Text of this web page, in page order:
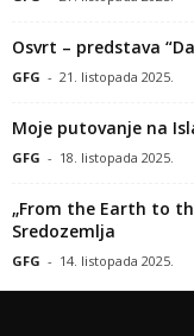
Osvrt – predstava
GFG - 21. listopada 2025.
Moje putovanje na
GFG - 18. listopada 2025.
„From the Earth to
Sredozemlja
GFG - 14. listopada 2025.